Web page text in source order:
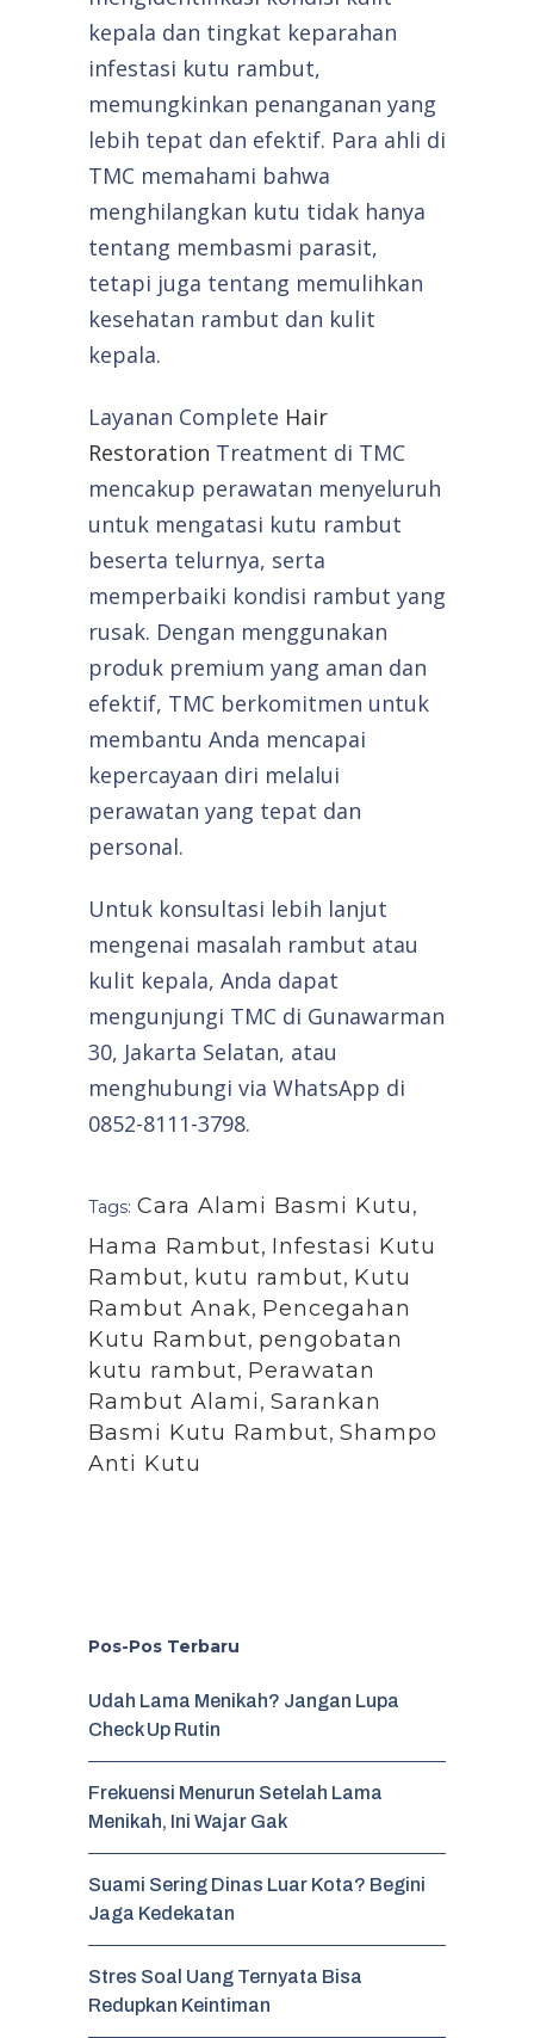
kepala dan tingkat keparahan
infestasi kutu rambut,
memungkinkan penanganan yang
lebih tepat dan efektif. Para ahli di
TMC memahami bahwa
menghilangkan kutu tidak hanya
tentang membasmi parasit,
tetapi juga tentang memulihkan
kesehatan rambut dan kulit
kepala.
Layanan Complete Hair
Restoration Treatment di TMC
mencakup perawatan menyeluruh
untuk mengatasi kutu rambut
beserta telurnya, serta
memperbaiki kondisi rambut yang
rusak. Dengan menggunakan
produk premium yang aman dan
efektif, TMC berkomitmen untuk
membantu Anda mencapai
kepercayaan diri melalui
perawatan yang tepat dan
personal.
Untuk konsultasi lebih lanjut
mengenai masalah rambut atau
kulit kepala, Anda dapat
mengunjungi TMC di Gunawarman
30, Jakarta Selatan, atau
menghubungi via WhatsApp di
0852-8111-3798.
Tags: Cara Alami Basmi Kutu,
Hama Rambut, Infestasi Kutu
Rambut, kutu rambut, Kutu
Rambut Anak, Pencegahan
Kutu Rambut, pengobatan
kutu rambut, Perawatan
Rambut Alami, Sarankan
Basmi Kutu Rambut, Shampo
Anti Kutu
Pos-Pos Terbaru
Udah Lama Menikah? Jangan Lupa
Check Up Rutin
Frekuensi Menurun Setelah Lama
Menikah, Ini Wajar Gak
Suami Sering Dinas Luar Kota? Begini
Jaga Kedekatan
Stres Soal Uang Ternyata Bisa
Redupkan Keintiman